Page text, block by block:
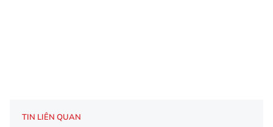
TIN LIÊN QUAN